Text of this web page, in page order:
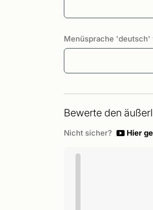
Menüsprache 'deutsch'
Bewerte den
Nicht sicher? Hier